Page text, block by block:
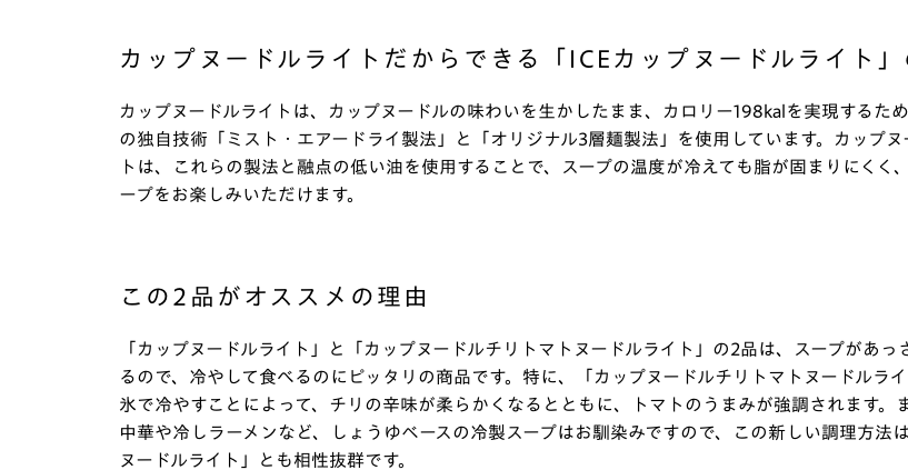
カップヌードルライトだからできる「ICEカップヌードルライト」
カップヌードルライトは、カップヌードルの味わいを生かしたまま、カロリー198kalを実現するた
の独自技術「ミスト・エアードライ製法」と「オリジナル3層麺製法」を使用しています。カップヌ
トは、これらの製法と融点の低い油を使用することで、スープの温度が冷えても脂が固まりにくく
ープをお楽しみいただけます。
この2品がオススメの理由
「カップヌードルライト」と「カップヌードルチリトマトヌードルライト」の2品は、スープがあっ
るので、冷やして食べるのにピッタリの商品です。特に、「カップヌードルチリトマトヌードルライ
氷で冷やすことによって、チリの辛味が柔らかくなるとともに、トマトのうまみが強調されます。
中華や冷しラーメンなど、しょうゆベースの冷製スープはお馴染みですので、この新しい調理方法
ヌードルライト」とも相性抜群です。